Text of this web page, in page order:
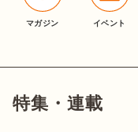
マガジン イベント
特集・連載